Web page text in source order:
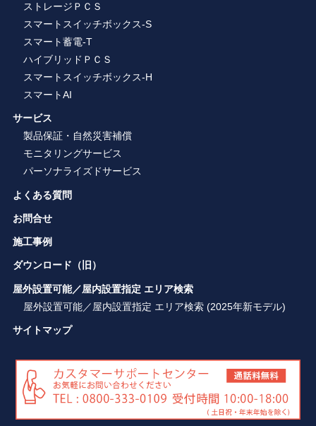
ストレージＰＣＳ
スマートスイッチボックス-S
スマート蓄電-T
ハイブリッドＰＣＳ
スマートスイッチボックス-H
スマートAI
サービス
製品保証・自然災害補償
モニタリングサービス
パーソナライズドサービス
よくある質問
お問合せ
施工事例
ダウンロード（旧）
屋外設置可能／屋内設置指定 エリア検索
屋外設置可能／屋内設置指定 エリア検索 (2025年新モデル)
サイトマップ